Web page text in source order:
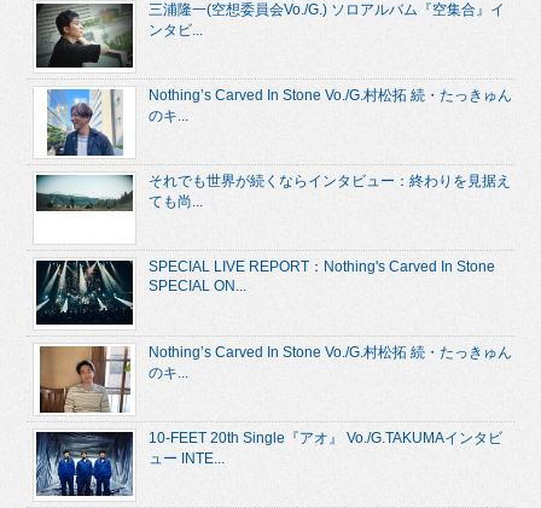
三浦隆一(空想委員会Vo./G.) ソロアルバム『空集合』イ
ンタビ...
Nothing’s Carved In Stone Vo./G.村松拓 続・たっきゅん
のキ...
それでも世界が続くならインタビュー：終わりを見据え
ても尚...
SPECIAL LIVE REPORT：Nothing's Carved In Stone
SPECIAL ON...
Nothing’s Carved In Stone Vo./G.村松拓 続・たっきゅん
のキ...
10-FEET 20th Single『アオ』 Vo./G.TAKUMAインタビ
ュー INTE...